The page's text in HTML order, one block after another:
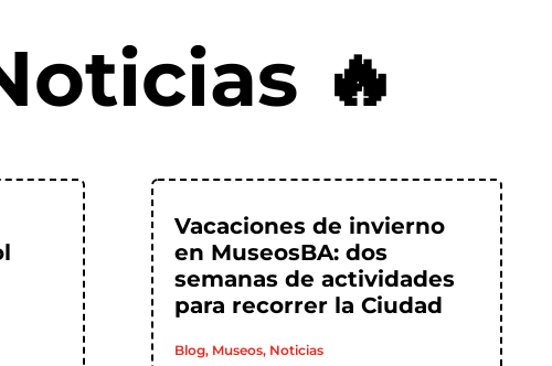
🔥
Vacaciones de invierno
en MuseosBA: dos
semanas de actividades
para recorrer la Ciudad
Blog, Museos, Noticias